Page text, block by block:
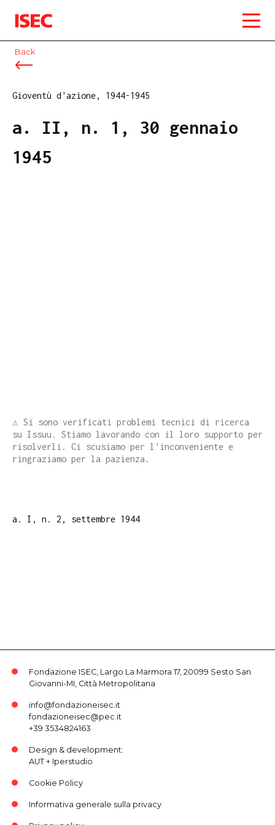
ISEC
Back
Gioventù d'azione, 1944-1945
a. II, n. 1, 30 gennaio
1945
⚠️ Si sono verificati problemi tecnici di ricerca
su Issuu. Stiamo lavorando con il loro supporto per
risolverli. Ci scusiamo per l'inconveniente e
ringraziamo per la pazienza.
a. I, n. 2, settembre 1944
Fondazione ISEC, Largo La Marmora 17, 20099 Sesto San
Giovanni-MI, Città Metropolitana
info@fondazioneisec.it
fondazioneisec@pec.it
+39 3534824163
Design & development:
AUT+ Iperstudio
Cookie Policy
Informativa generale sulla privacy